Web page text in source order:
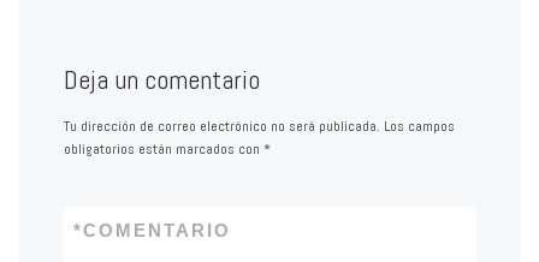
Deja un comentario
Tu dirección de correo electrónico no será publicada. Los campos
obligatorios están marcados con *
COMENTARIO
*